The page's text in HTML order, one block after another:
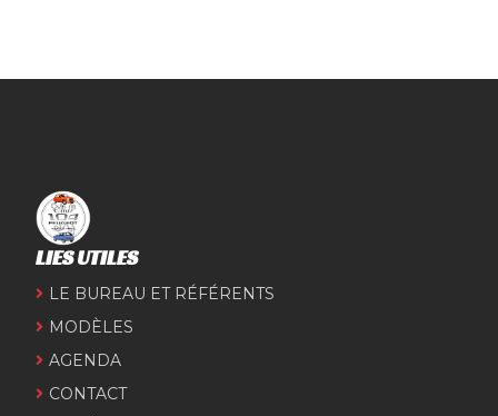
LIES UTILES
LE BUREAU ET RÉFÉRENTS
MODÈLES
AGENDA
CONTACT